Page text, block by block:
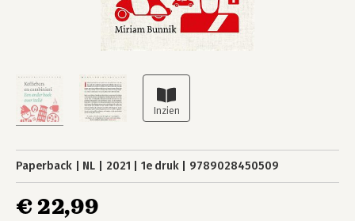
Paperback NL 2021 1e druk 9789028450509
€ 22,99